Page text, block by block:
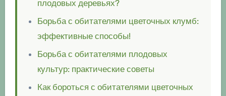
плодовых деревьях?
Борьба с обитателями цветочных клумб:
эффективные способы!
Борьба с обитателями плодовых
культур: практические советы
Как бороться с обитателями цветочных